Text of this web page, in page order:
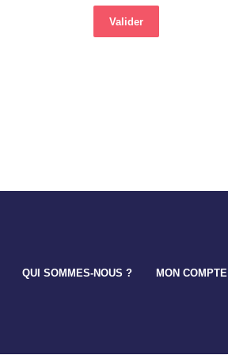
QUI SOMMES-NOUS ? MON COMPTE